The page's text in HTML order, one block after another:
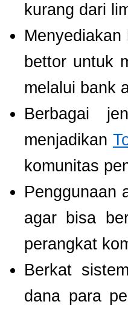
kurang dari
bettor untuk
melalui bank
Berbagai
menjadikan
komunitas
Penggunaan
agar bisa
perangkat
Berkat
dana para